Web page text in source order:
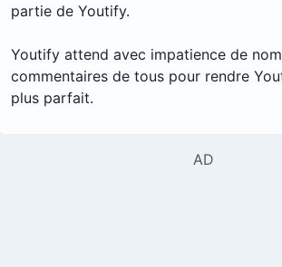
partie de Youtify.
Youtify attend avec impatience de
commentaires de tous pour rendre
plus parfait.
AD